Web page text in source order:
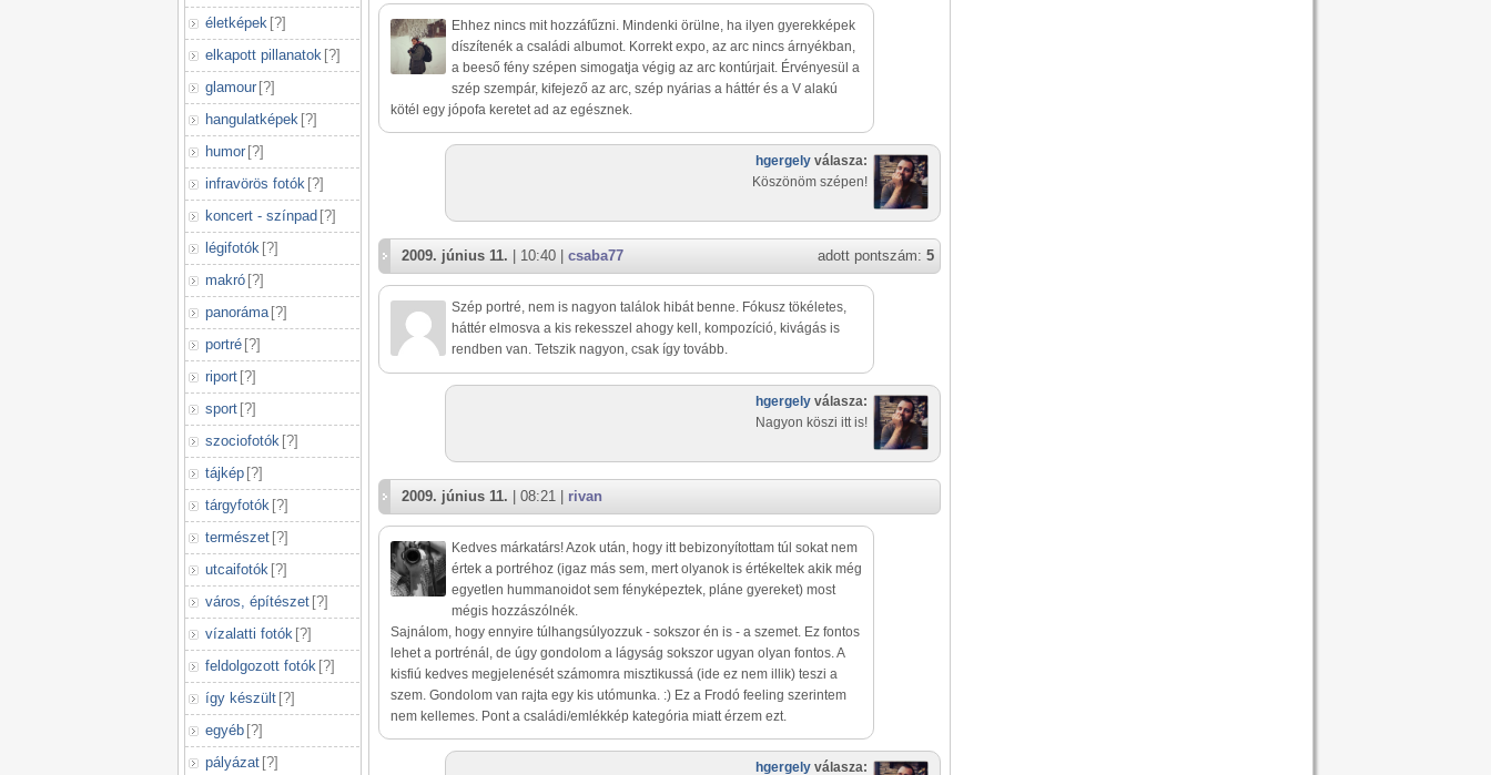
életképek [?]
elkapott pillanatok [?]
glamour [?]
hangulatképek [?]
humor [?]
infravörös fotók [?]
koncert - színpad [?]
légifotók [?]
makró [?]
panoráma [?]
portré [?]
riport [?]
sport [?]
szociofotók [?]
tájkép [?]
tárgyfotók [?]
természet [?]
utcaifotók [?]
város, építészet [?]
vízalatti fotók [?]
feldolgozott fotók [?]
így készült [?]
egyéb [?]
pályázat [?]
Ehhez nincs mit hozzáfűzni. Mindenki örülne, ha ilyen gyerekképek
díszítenék a családi albumot. Korrekt expo, az arc nincs árnyékban,
a beeső fény szépen simogatja végig az arc kontúrjait. Érvényesül a
szép szempár, kifejező az arc, szép nyárias a háttér és a V alakú
kötél egy jópofa keretet ad az egésznek.
hgergely válasza:
Köszönöm szépen!
adott pontszám: 5
2009. június 11. | 10:40 | csaba77
Szép portré, nem is nagyon találok hibát benne. Fókusz tökéletes,
háttér elmosva a kis rekesszel ahogy kell, kompozíció, kivágás is
rendben van. Tetszik nagyon, csak így tovább.
hgergely válasza:
Nagyon köszi itt is!
2009. június 11. | 08:21 | rivan
Kedves márkatárs! Azok után, hogy itt bebizonyítottam túl sokat nem
értek a portréhoz (igaz más sem, mert olyanok is értékeltek akik még
egyetlen hummanoidot sem fényképeztek, pláne gyereket) most
mégis hozzászólnék.
Sajnálom, hogy ennyire túlhangsúlyozzuk - sokszor én is - a szemet. Ez fontos
lehet a portrénál, de úgy gondolom a lágyság sokszor ugyan olyan fontos. A
kisfiú kedves megjelenését számomra misztikussá (ide ez nem illik) teszi a
szem. Gondolom van rajta egy kis utómunka. :) Ez a Frodó feeling szerintem
nem kellemes. Pont a családi/emlékkép kategória miatt érzem ezt.
hgergely válasza: